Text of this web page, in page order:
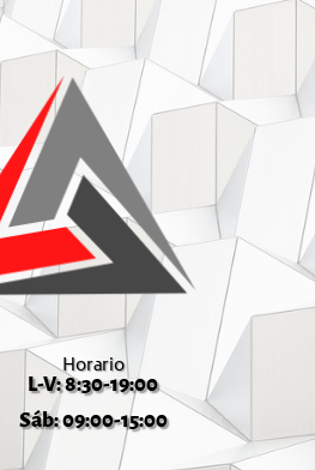
Horario
L-V: 8:30-19:00
Sáb: 09:00-15:00